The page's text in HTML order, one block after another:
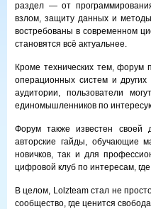
раздел — от
взлом, защиту данных и
востребованы в современном
становятся всё актуальнее.
Кроме технических тем, форум
операционных систем и
аудитории, пользователи
единомышленников по
Форум также известен своей
авторские гайды, обучающие
новичков, так и для
цифровой клуб по интересам,
В целом, Lolzteam стал не
сообщество, где ценится